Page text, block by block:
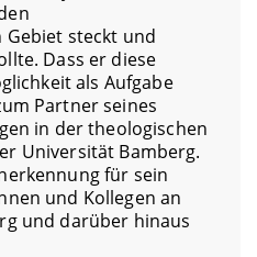
steckt und
Dass er diese
als Aufgabe
Partner seines
in der theologischen
Universität Bamberg.
für sein
und Kollegen an
und darüber hinaus